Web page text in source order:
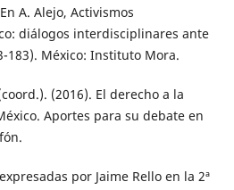
A. Alejo, Activismos
diálogos interdisciplinares ante
183). México: Instituto Mora.
(2016). El derecho a la
Aportes para su debate en
por Jaime Rello en la 2ª